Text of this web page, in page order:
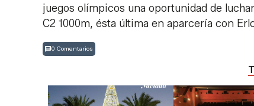
juegos olímpicos una oportunidad de
C2 1000m, ésta última en aparcería con
0 Comentarios